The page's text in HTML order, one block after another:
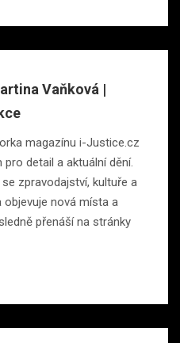
Vaňková |
magazínu i-Justice.cz
pro detail a aktuální dění.
zpravodajství, kultuře a
nová místa a
přenáší na stránky